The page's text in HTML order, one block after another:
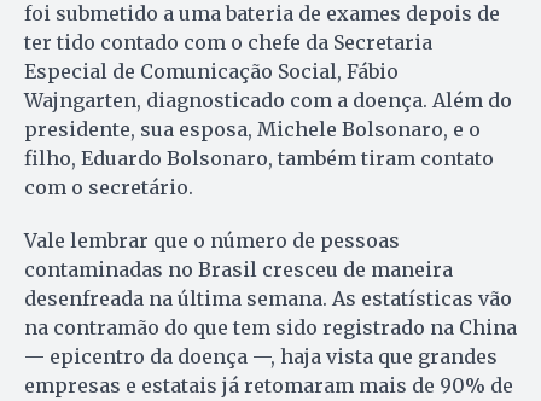
foi submetido a uma bateria de exames depois de
ter tido contado com o chefe da Secretaria
Especial de Comunicação Social, Fábio
Wajngarten, diagnosticado com a doença. Além do
presidente, sua esposa, Michele Bolsonaro, e o
filho, Eduardo Bolsonaro, também tiram contato
com o secretário.
Vale lembrar que o número de pessoas
contaminadas no Brasil cresceu de maneira
desenfreada na última semana. As estatísticas vão
na contramão do que tem sido registrado na China
— epicentro da doença —, haja vista que grandes
empresas e estatais já retomaram mais de 90% de